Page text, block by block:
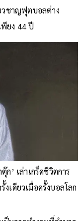
วชาญฟุตบอลต่าง
ยง 44 ปี
’ เล่าเกร็ดชีวิตการ
เดียวเมื่อครั้งบอลโลก